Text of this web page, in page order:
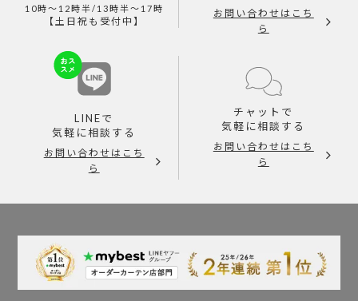
10時～12時半/13時半～17時
【土日祝も受付中】
お問い合わせはこち
ら
LINEで
気軽に相談する
お問い合わせはこち
ら
チャットで
気軽に相談する
お問い合わせはこち
ら